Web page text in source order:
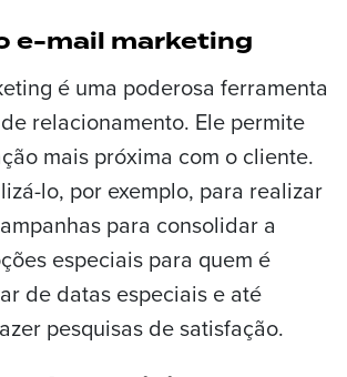
e-mail marketing
é uma poderosa ferramenta
relacionamento. Ele permite
mais próxima com o cliente.
lo, por exemplo, para realizar
para consolidar a
especiais para quem é
de datas especiais e até
pesquisas de satisfação.